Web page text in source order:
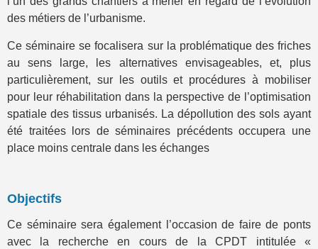
des métiers de l’urbanisme.
Ce séminaire se focalisera sur la problématique des friches
au sens large, les alternatives envisageables, et, plus
particulièrement, sur les outils et procédures à mobiliser
pour leur réhabilitation dans la perspective de l’optimisation
spatiale des tissus urbanisés. La dépollution des sols ayant
été traitées lors de séminaires précédents occupera une
place moins centrale dans les échanges
Objectifs
Ce séminaire sera également l’occasion de faire de ponts
avec la recherche en cours de la CPDT intitulée «